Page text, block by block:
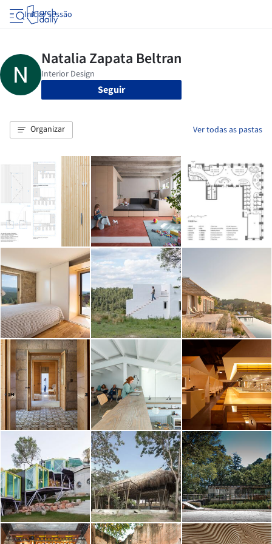
Iniciar sessão
Seguir
Organizar Ver todas as pastas